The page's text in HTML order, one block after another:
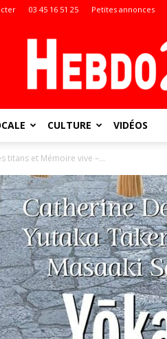
03 45 16 51 25 Petites annonces
:
toute
CULTURE VIDÉOS
titans et Mémoire vive –...